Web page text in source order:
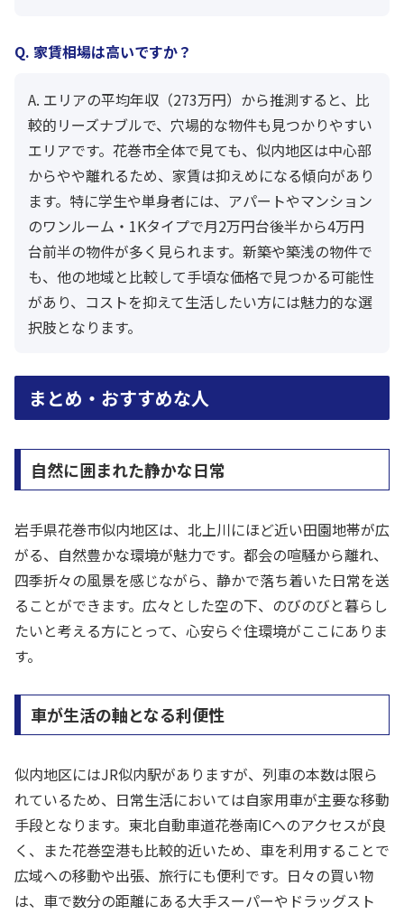
Q. 家賃相場は高いですか？
A. エリアの平均年収（273万円）から推測すると、比
較的リーズナブルで、穴場的な物件も見つかりやすい
エリアです。花巻市全体で見ても、似内地区は中心部
からやや離れるため、家賃は抑えめになる傾向があり
ます。特に学生や単身者には、アパートやマンション
のワンルーム・1Kタイプで月2万円台後半から4万円
台前半の物件が多く見られます。新築や築浅の物件で
も、他の地域と比較して手頃な価格で見つかる可能性
があり、コストを抑えて生活したい方には魅力的な選
択肢となります。
まとめ・おすすめな人
自然に囲まれた静かな日常
岩手県花巻市似内地区は、北上川にほど近い田園地帯が広
がる、自然豊かな環境が魅力です。都会の喧騒から離れ、
四季折々の風景を感じながら、静かで落ち着いた日常を送
ることができます。広々とした空の下、のびのびと暮らし
たいと考える方にとって、心安らぐ住環境がここにありま
す。
車が生活の軸となる利便性
似内地区にはJR似内駅がありますが、列車の本数は限ら
れているため、日常生活においては自家用車が主要な移動
手段となります。東北自動車道花巻南ICへのアクセスが良
く、また花巻空港も比較的近いため、車を利用することで
広域への移動や出張、旅行にも便利です。日々の買い物
は、車で数分の距離にある大手スーパーやドラッグスト